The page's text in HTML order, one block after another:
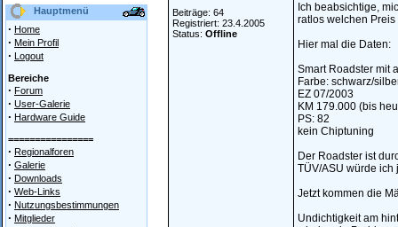
Hauptmenü
· Home
· Mein Profil
· Logout
Bereiche
· Forum
· User-Galerie
· Hardware Guide
================
· Regionalforen
· Galerie
· Downloads
· Web-Links
· Nutzungsbestimmungen
· Mitglieder
Beiträge: 64
Registriert: 23.4.2005
Status: Offline
Ich beabsichtige,
ratlos welchen
Hier mal die Daten:
Smart Roadster mit
Farbe: schwarz/
EZ 07/2003
KM 179.000 (bis
PS: 82
kein Chiptuning
Der Roadster ist
TÜV/ASU würde ich
Jetzt kommen die
Undichtigkeit am